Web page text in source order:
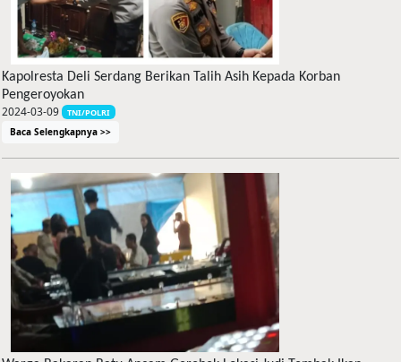
Kapolresta Deli Serdang Berikan Talih Asih Kepada Korban
Pengeroyokan
2024-03-09 TNI/POLRI
Baca Selengkapnya >>